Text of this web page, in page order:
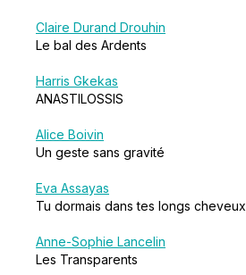
Claire Durand Drouhin
Le bal des Ardents
Harris Gkekas
ANASTILOSSIS
Alice Boivin
Un geste sans gravité
Eva Assayas
Tu dormais dans tes longs cheveux
Anne-Sophie Lancelin
Les Transparents